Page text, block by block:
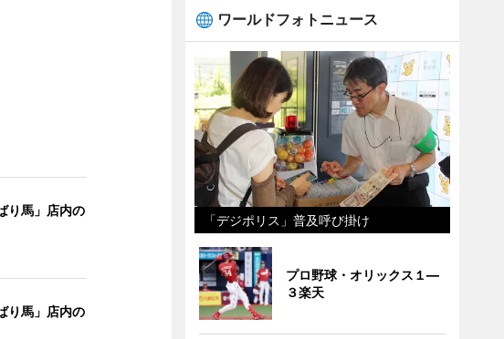
り馬」店内の
り馬」店内の
ワールドフォトニュース
「デジポリス」普及呼び掛け
プロ野球・オリックス１―
３楽天